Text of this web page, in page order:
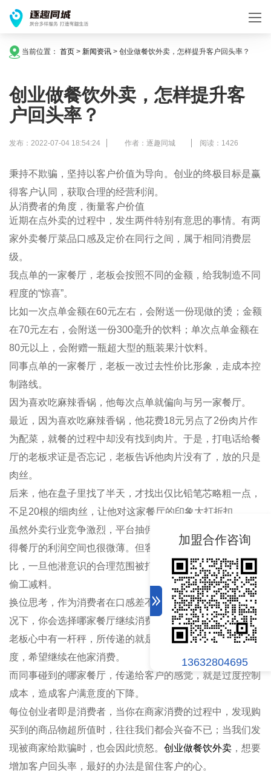
加盟合作咨询
13632804695
当前位置： 首页 > 新闻资讯 > 创业做餐饮外卖，怎样提升客户回头率？
创业做餐饮外卖，怎样提升客
户回头率？
发布：2022-07-04 18:54:24 作者：逐趣同城 阅读：1426
秉持不欺骗，坚持以客户价值为导向。创业的终极目标是赢
得客户认同，获取合理的经营利润。
从消费者的角度，衡量客户价值
近期在点外卖的过程中，发生两件特别有意思的事情。有两
家外卖餐厅菜品口感及定价在同行之间，属于相同消费层
级。
我点单的一家餐厅，老板会按照不同的金额，给我制造不同
程度的“惊喜”。
比如一次点单金额在60元左右，会附送一份现做的烫；金额
在70元左右，会附送一份300毫升的饮料；单次点单金额在
80元以上，会附赠一瓶超大型的瓶装果汁饮料。
同事点单的一家餐厅，老板一改过去性价比形象，走成本控
制路线。
因为喜欢吃麻辣香锅，他每次点单就偏向与另一家餐厅。
最近，因为喜欢吃麻辣香锅，他花费18元另点了2份肉片作
为配菜，就餐的过程中却没有找到肉片。于是，打电话给餐
厅的老板求证是否忘记，老板告诉他肉片没有了，放的只是
肉丝。
后来，他在盘子里找了半天，才找出仅比铅笔芯略粗一点，
不足20根的细肉丝，让他对这家餐厅的印象大打折扣。
虽然外卖行业竞争激烈，平台抽佣过高，猪肉价格上涨，使
得餐厅的利润空间也很微薄。但客户也会与其他商家做类
比，一旦他潜意识的合理范围被打破，也就自己认为老板在
偷工减料。
换位思考，作为消费者在口感差不多，产品定价差不多的情
况下，你会选择哪家餐厅继续消费。很显然，我碰到的那位
老板心中有一杆秤，所传递的就是在意客户的体验、满意
度，希望继续在他家消费。
而同事碰到的哪家餐厅，传递给客户的感觉，就是过度控制
成本，造成客户满意度的下降。
每位创业者即是消费者，当你在商家消费的过程中，发现购
买到的商品物超所值时，往往我们都会兴奋不已；当我们发
现被商家给欺骗时，也会因此愤怒。 创业做餐饮外卖 ，想要
增加客户回头率，最好的办法是留住客户的心。